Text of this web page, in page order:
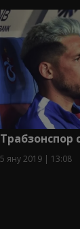
Трабзонспор
5 яну 2019 | 13:08